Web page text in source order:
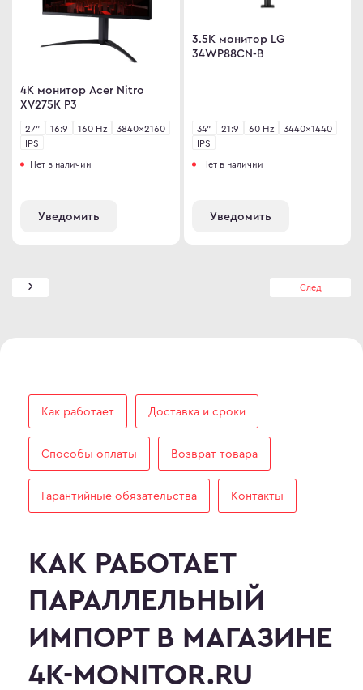
4K монитор Acer Nitro
XV275K P3
27" 16:9 160 Hz
3840×2160
IPS
Нет в наличии
Уведомить
3.5K монитор LG
34WP88CN-B
34" 21:9 60 Hz
3440×1440
IPS
Нет в наличии
Уведомить
След
Как работает Доставка и сроки
Способы оплаты Возврат товара
Гарантийные обязательства Контакты
КАК РАБОТАЕТ
ПАРАЛЛЕЛЬНЫЙ
ИМПОРТ В МАГАЗИНЕ
4K-MONITOR.RU